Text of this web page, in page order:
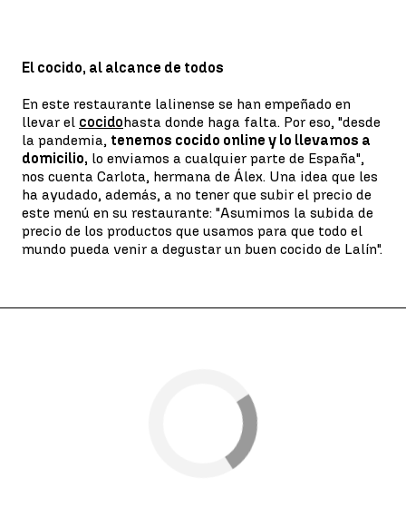
El cocido, al alcance de todos
En este restaurante lalinense se han empeñado en
llevar el cocidohasta donde haga falta. Por eso, "desde
la pandemia, tenemos cocido online y lo llevamos a
domicilio, lo enviamos a cualquier parte de España",
nos cuenta Carlota, hermana de Álex. Una idea que les
ha ayudado, además, a no tener que subir el precio de
este menú en su restaurante: "Asumimos la subida de
precio de los productos que usamos para que todo el
mundo pueda venir a degustar un buen cocido de Lalín".